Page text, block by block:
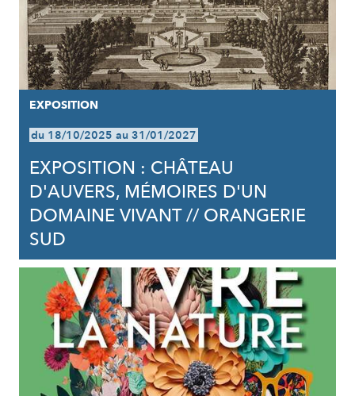
EXPOSITION
du 18/10/2025 au 31/01/2027
EXPOSITION : CHÂTEAU
D'AUVERS, MÉMOIRES D'UN
DOMAINE VIVANT // ORANGERIE
SUD